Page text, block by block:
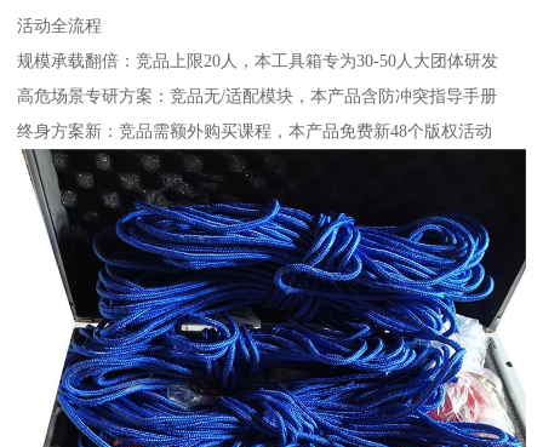
活动全流程
规模承载翻倍：竞品上限20人，本工具箱专为30-50人大团体研发
高危场景专研方案：竞品无/适配模块，本产品含防冲突指导手册
终身方案新：竞品需额外购买课程，本产品免费新48个版权活动